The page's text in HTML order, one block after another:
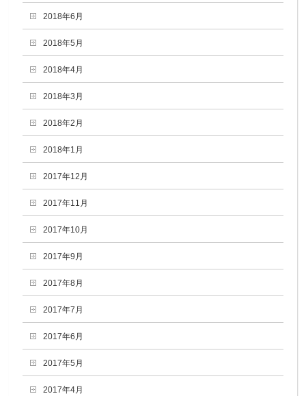
2018年6月
2018年5月
2018年4月
2018年3月
2018年2月
2018年1月
2017年12月
2017年11月
2017年10月
2017年9月
2017年8月
2017年7月
2017年6月
2017年5月
2017年4月